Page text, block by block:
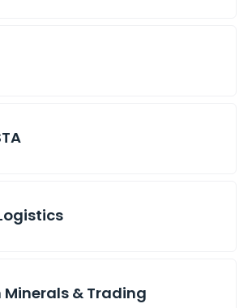
Minerals & Trading